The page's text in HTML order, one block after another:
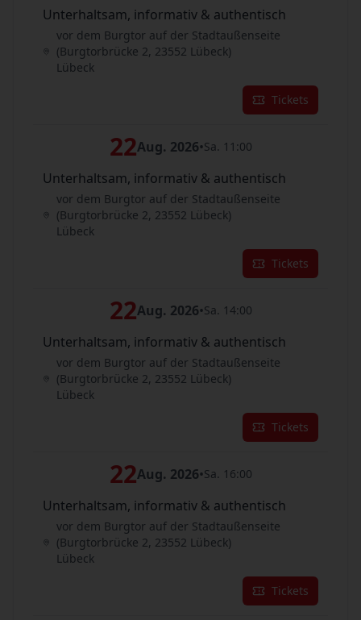
Unterhaltsam, informativ & authentisch
vor dem Burgtor auf der Stadtaußenseite
(Burgtorbrücke 2, 23552 Lübeck)
Lübeck
Tickets
22Aug. 2026•Sa. 11:00
Unterhaltsam, informativ & authentisch
vor dem Burgtor auf der Stadtaußenseite
(Burgtorbrücke 2, 23552 Lübeck)
Lübeck
Tickets
22Aug. 2026•Sa. 14:00
Unterhaltsam, informativ & authentisch
vor dem Burgtor auf der Stadtaußenseite
(Burgtorbrücke 2, 23552 Lübeck)
Lübeck
Tickets
22Aug. 2026•Sa. 16:00
Unterhaltsam, informativ & authentisch
vor dem Burgtor auf der Stadtaußenseite
(Burgtorbrücke 2, 23552 Lübeck)
Lübeck
Tickets